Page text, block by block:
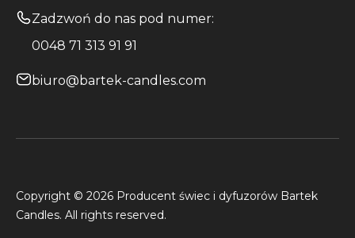
Zadzwoń do nas pod numer:
0048 71 313 91 91
biuro@bartek-candles.com
Copyright © 2026 Producent świec i dyfuzorów Bartek
Candles. All rights reserved.